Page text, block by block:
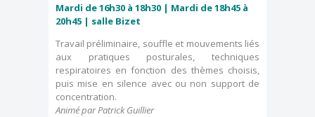
Mardi de 16h30 à 18h30 | Mardi de 18h45 à
20h45 | salle Bizet
Travail préliminaire, souffle et mouvements liés
aux pratiques posturales, techniques
respiratoires en fonction des thèmes choisis,
puis mise en silence avec ou non support de
concentration.
Animé par Patrick Guillier